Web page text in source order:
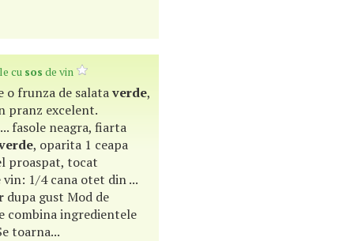
cu sos de vin
o frunza de salataverde,
pranz excelent.
fasole neagra, fiarta
, oparita 1 ceapa
proaspat, tocat
1/4 cana otet din ...
dupa gust Mod de
combina ingredientele
toarna...